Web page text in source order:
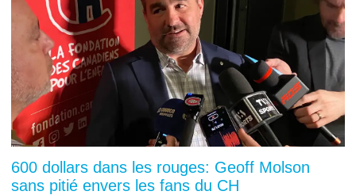
600 dollars dans les rouges: Geoff Molson
sans pitié envers les fans du CH